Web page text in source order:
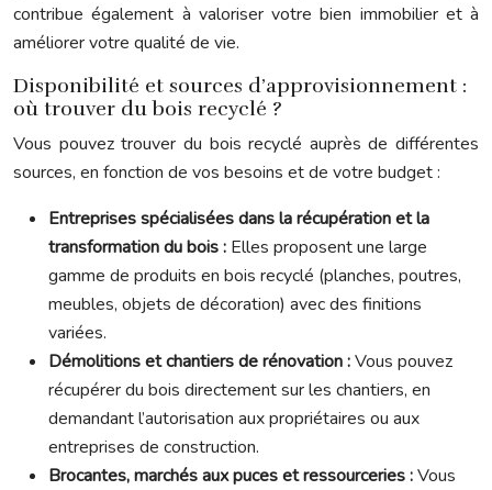
contribue également à valoriser votre bien immobilier et à
améliorer votre qualité de vie.
Disponibilité et sources d’approvisionnement :
où trouver du bois recyclé ?
Vous pouvez trouver du bois recyclé auprès de différentes
sources, en fonction de vos besoins et de votre budget :
Entreprises spécialisées dans la récupération et la
transformation du bois : Elles proposent une large
gamme de produits en bois recyclé (planches, poutres,
meubles, objets de décoration) avec des finitions
variées.
Démolitions et chantiers de rénovation :Vous pouvez
récupérer du bois directement sur les chantiers, en
demandant l’autorisation aux propriétaires ou aux
entreprises de construction.
Brocantes, marchés aux puces et ressourceries :Vous